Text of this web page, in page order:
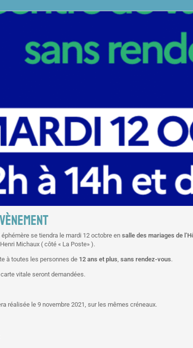
se tiendra le mardi 12 octobre en salle des mariages de
Henri Michaux ( côté « La Poste» ).
à toutes les personnes de 12 ans et plus, sans rendez-vous.
vitale seront demandées.
réalisée le 9 novembre 2021, sur les mêmes créneaux.